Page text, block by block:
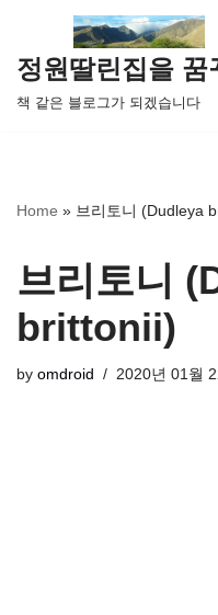
콘
텐
츠
뛰
정원딸린집을 꿈
책 같은 블로그가 되겠습니다
Home » 브리토니 (Dudleya
브리토니
brittonii)
by omdroid 2020년 01월